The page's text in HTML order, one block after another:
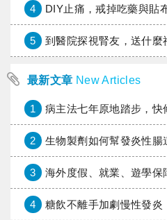
4 DIY止痛，戒掉吃藥與貼
5 到醫院探視腎友，送什麼
最新文章 New Articles
1 病主法七年原地踏步，
2 生物製劑如何幫發炎性腸道疾病患者抗
3 海外度假、就業、遊學保障加倍，富邦產險
4 糖飲不離手加劇慢性發炎，